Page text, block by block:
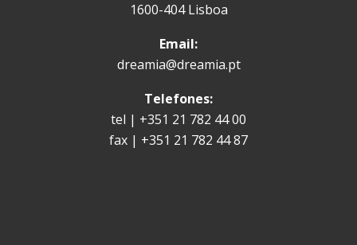
1600-404 Lisboa
Email:
dreamia@dreamia.pt
Telefones:
tel | +351 21 782 44 00
fax | +351 21 782 44 87